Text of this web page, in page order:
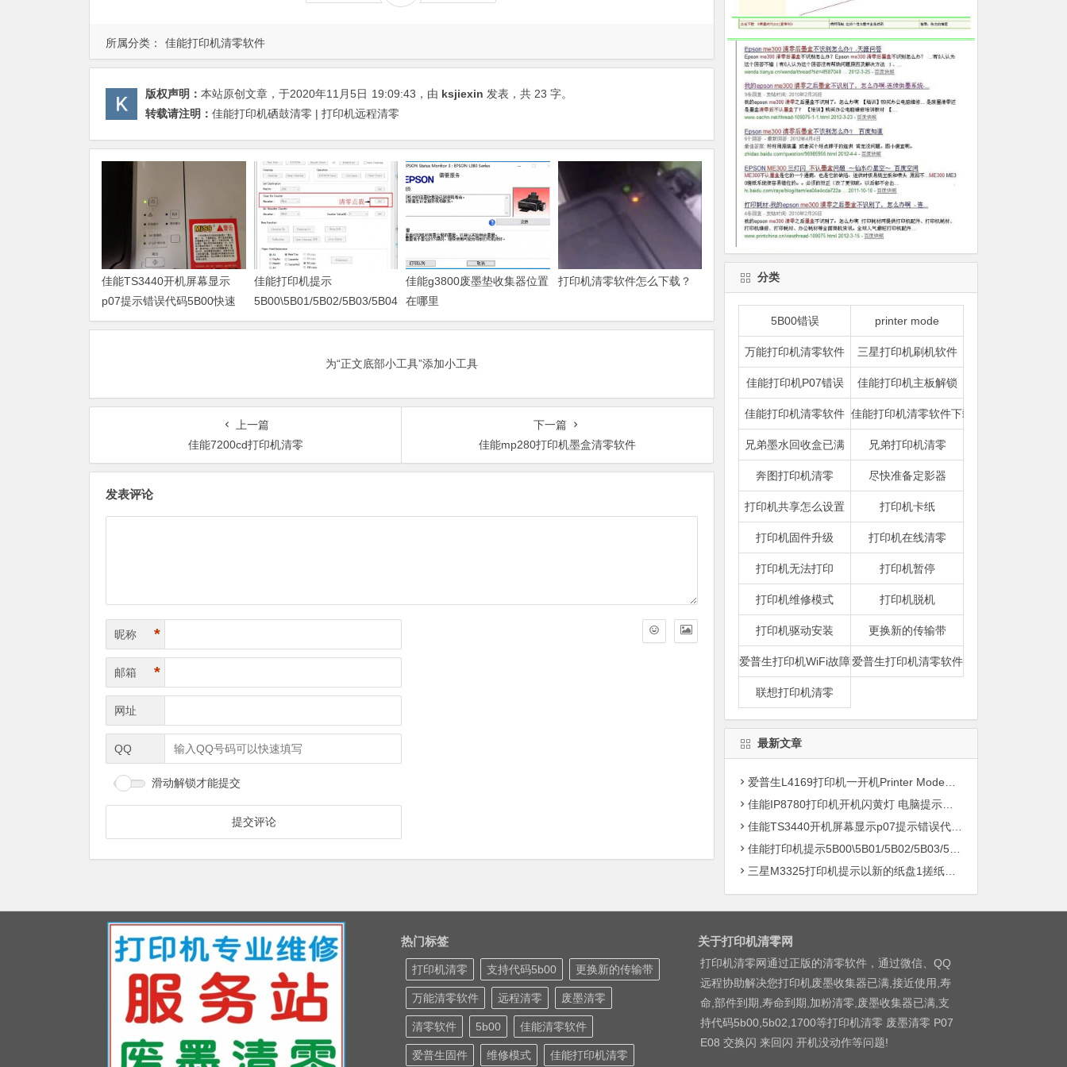
所属分类： 佳能打印机清零软件
版权声明： 本站原创文章，于2020年11月5日 19:09:43 ，由 ksjiexin 发表，共 23 字。
转载请注明： 佳能打印机硒鼓清零 | 打印机远程清零
佳能TS3440开机屏幕显示
p07提示错误代码5B00快速
解决方案 清零
佳能打印机提示
5B00\5B01/5B02/5B03/5B04/5B11/5B12/5B13/5B14/1700/1702/1703/1704
佳能g3800废墨垫收集器位置
在哪里
打印机清零软件怎么下载？
为“正文底部小工具”添加小工具
上一篇
佳能7200cd打印机清零
下一篇
佳能mp280打印机墨盒清零软件
发表评论
昵称 *
邮箱 *
网址
QQ
滑动解锁才能提交
分类
5B00错误 printer mode
万能打印机清零软件 三星打印机刷机软件
佳能打印机P07错误 佳能打印机主板解锁
佳能打印机清零软件 佳能打印机清零软件下载
兄弟墨水回收盒已满 兄弟打印机清零
奔图打印机清零 尽快准备定影器
打印机共享怎么设置 打印机卡纸
打印机固件升级 打印机在线清零
打印机无法打印 打印机暂停
打印机维修模式 打印机脱机
打印机驱动安装 更换新的传输带
爱普生打印机WiFi故障爱普生打印机清零软件
联想打印机清零
最新文章
爱普生L4169打印机一开机Printer Mode故障主板维修
佳能IP8780打印机开机闪黄灯 电脑提示错误5B00快速解决方案清零
佳能TS3440开机屏幕显示p07提示错误代码5B00快速解决方案 清零
佳能打印机提示5B00\5B01/5B02/5B03/5B04/5B11/5B12/5B13/5B14/1700/1702/1703/1704
三星M3325打印机提示以新的纸盘1搓纸轮进行更换
热门标签
打印机清零 支持代码5b00 更换新的传输带
万能清零软件 远程清零 废墨清零
清零软件 5b00 佳能清零软件
爱普生固件 维修模式 佳能打印机清零
关于打印机清零网
打印机清零网通过正版的清零软件，通过微信、QQ
远程协助解决您打印机废墨收集器已满,接近使用,寿
命,部件到期,寿命到期,加粉清零,废墨收集器已满,支
持代码5b00,5b02,1700等打印机清零 废墨清零 P07
E08 交换闪 来回闪 开机没动作等问题!